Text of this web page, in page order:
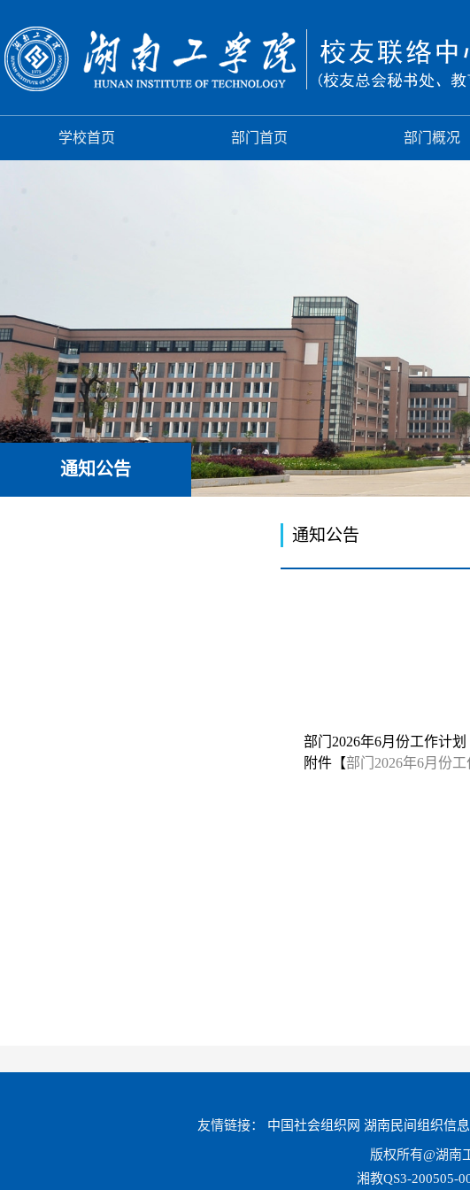
学校首页 部门首页 部门概况
通知公告
通知公告
部门2026年6月份工作计划
附件【部门2026年6月份
友情链接： 中国社会组织网 湖南民间组织信息
版权所有@湖南
湘教QS3-200505-